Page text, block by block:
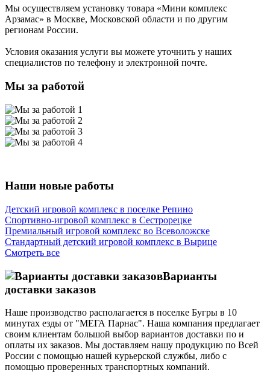
Мы осуществляем установку товара «Мини комплекс
Арзамас» в Москве, Московской области и по другим
регионам России.
Условия оказания услуги вы можете уточнить у наших
специалистов по телефону и электронной почте.
Мы за работой
Наши новые работы
Детский игровой комплекс в поселке Репино
Спортивно-игровой комплекс в Сестрорецке
Премиальный игровой комплекс во Всеволожске
Стандартный детский игровой комплекс в Вырице
Смотреть все
Варианты
доставки заказов
Наше производство располагается в поселке Бугры в 10
минутах езды от "МЕГА Парнас". Наша компания предлагает
своим клиентам большой выбор вариантов доставки по и
оплаты их заказов. Мы доставляем нашу продукцию по Всей
России с помощью нашей курьерской службы, либо с
помощью проверенных транспортных компаний.